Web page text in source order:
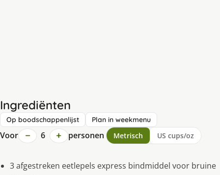
Ingrediënten
Op boodschappenlijst Plan in weekmenu
Voor − 6 + personen Metrisch US cups/oz
3 afgestreken eetlepels express bindmiddel voor bruine